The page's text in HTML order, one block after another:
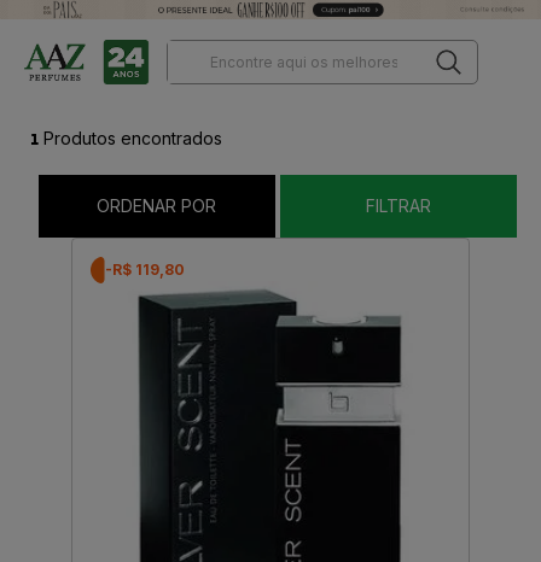
1 Produtos encontrados
ORDENAR POR FILTRAR
-R$ 119,80